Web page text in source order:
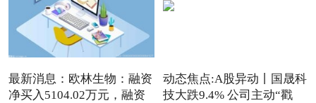
最新消息：欧林生物：融资
净买入5104.02万元，融资
动态焦点:A股异动丨国晟科
技大跌9.4% 公司主动“戳